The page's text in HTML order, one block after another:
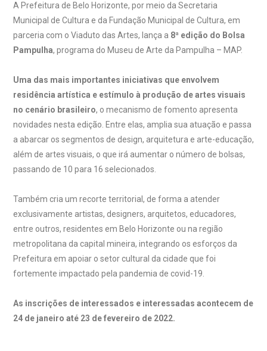
A Prefeitura de Belo Horizonte, por meio da Secretaria
Municipal de Cultura e da Fundação Municipal de Cultura, em
parceria com o Viaduto das Artes, lança a 8ª edição do Bolsa
Pampulha, programa do Museu de Arte da Pampulha – MAP.
Uma das mais importantes iniciativas que envolvem
residência artística e estímulo à produção de artes visuais
no cenário brasileiro, o mecanismo de fomento apresenta
novidades nesta edição. Entre elas, amplia sua atuação e passa
a abarcar os segmentos de design, arquitetura e arte-educação,
além de artes visuais, o que irá aumentar o número de bolsas,
passando de 10 para 16 selecionados.
Também cria um recorte territorial, de forma a atender
exclusivamente artistas, designers, arquitetos, educadores,
entre outros, residentes em Belo Horizonte ou na região
metropolitana da capital mineira, integrando os esforços da
Prefeitura em apoiar o setor cultural da cidade que foi
fortemente impactado pela pandemia de covid-19.
As inscrições de interessados e interessadas acontecem de
24 de janeiro até 23 de fevereiro de 2022.